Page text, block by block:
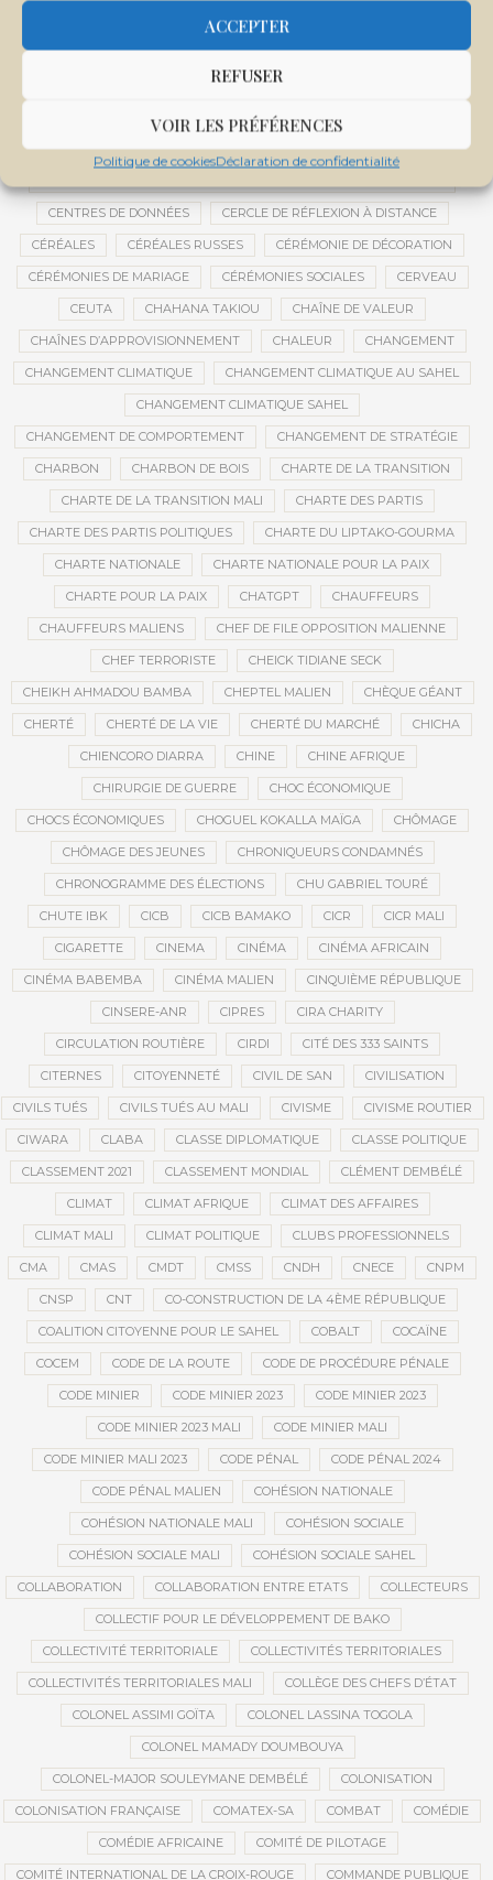
ACCEPTER
REFUSER
VOIR LES PRÉFÉRENCES
Politique de cookiesDéclaration de confidentialité
CENTRALE SOLAIRE DE SANANKOROBA
CENTRE D'INTELLIGENCE ARTIFICIELLE
CENTRE DE SANTÉ COMMUNAUTAIRE
CENTRE INTERNATIONAL DE CONFÉRENCES DE BAMAKO
CENTRE MALI
CENTRES DE DONNÉES CERCLE DE RÉFLEXION À DISTANCE
CÉRÉALES CÉRÉALES RUSSES CÉRÉMONIE DE DÉCORATION
CÉRÉMONIES DE MARIAGE CÉRÉMONIES SOCIALES CERVEAU
CEUTA CHAHANA TAKIOU CHAÎNE DE VALEUR
CHAÎNES D’APPROVISIONNEMENT CHALEUR CHANGEMENT
CHANGEMENT CLIMATIQUE CHANGEMENT CLIMATIQUE AU SAHEL
CHANGEMENT CLIMATIQUE SAHEL
CHANGEMENT DE COMPORTEMENT CHANGEMENT DE STRATÉGIE
CHARBON CHARBON DE BOIS CHARTE DE LA TRANSITION
CHARTE DE LA TRANSITION MALI CHARTE DES PARTIS
CHARTE DES PARTIS POLITIQUES CHARTE DU LIPTAKO-GOURMA
CHARTE NATIONALE CHARTE NATIONALE POUR LA PAIX
CHARTE POUR LA PAIX CHATGPT CHAUFFEURS
CHAUFFEURS MALIENS CHEF DE FILE OPPOSITION MALIENNE
CHEF TERRORISTE CHEICK TIDIANE SECK
CHEIKH AHMADOU BAMBA CHEPTEL MALIEN CHÈQUE GÉANT
CHERTÉ CHERTÉ DE LA VIE CHERTÉ DU MARCHÉ CHICHA
CHIENCORO DIARRA CHINE CHINE AFRIQUE
CHIRURGIE DE GUERRE CHOC ÉCONOMIQUE
CHOCS ÉCONOMIQUES CHOGUEL KOKALLA MAÏGA CHÔMAGE
CHÔMAGE DES JEUNES CHRONIQUEURS CONDAMNÉS
CHRONOGRAMME DES ÉLECTIONS CHU GABRIEL TOURÉ
CHUTE IBK CICB CICB BAMAKO CICR CICR MALI
CIGARETTE CINEMA CINÉMA CINÉMA AFRICAIN
CINÉMA BABEMBA CINÉMA MALIEN CINQUIÈME RÉPUBLIQUE
CINSERE-ANR CIPRES CIRA CHARITY
CIRCULATION ROUTIÈRE CIRDI CITÉ DES 333 SAINTS
CITERNES CITOYENNETÉ CIVIL DE SAN CIVILISATION
CIVILS TUÉS CIVILS TUÉS AU MALI CIVISME CIVISME ROUTIER
CIWARA CLABA CLASSE DIPLOMATIQUE CLASSE POLITIQUE
CLASSEMENT 2021 CLASSEMENT MONDIAL CLÉMENT DEMBÉLÉ
CLIMAT CLIMAT AFRIQUE CLIMAT DES AFFAIRES
CLIMAT MALI CLIMAT POLITIQUE CLUBS PROFESSIONNELS
CMA CMAS CMDT CMSS CNDH CNECE CNPM
CNSP CNT CO-CONSTRUCTION DE LA 4ÈME RÉPUBLIQUE
COALITION CITOYENNE POUR LE SAHEL COBALT COCAÏNE
COCEM CODE DE LA ROUTE CODE DE PROCÉDURE PÉNALE
CODE MINIER CODE MINIER 2023 CODE MINIER 2023
CODE MINIER 2023 MALI CODE MINIER MALI
CODE MINIER MALI 2023 CODE PÉNAL CODE PÉNAL 2024
CODE PÉNAL MALIEN COHÉSION NATIONALE
COHÉSION NATIONALE MALI COHÉSION SOCIALE
COHÉSION SOCIALE MALI COHÉSION SOCIALE SAHEL
COLLABORATION COLLABORATION ENTRE ETATS COLLECTEURS
COLLECTIF POUR LE DÉVELOPPEMENT DE BAKO
COLLECTIVITÉ TERRITORIALE COLLECTIVITÉS TERRITORIALES
COLLECTIVITÉS TERRITORIALES MALI COLLÈGE DES CHEFS D’ÉTAT
COLONEL ASSIMI GOÏTA COLONEL LASSINA TOGOLA
COLONEL MAMADY DOUMBOUYA
COLONEL-MAJOR SOULEYMANE DEMBÉLÉ COLONISATION
COLONISATION FRANÇAISE COMATEX-SA COMBAT COMÉDIE
COMÉDIE AFRICAINE COMITÉ DE PILOTAGE
COMITÉ INTERNATIONAL DE LA CROIX-ROUGE COMMANDE PUBLIQUE